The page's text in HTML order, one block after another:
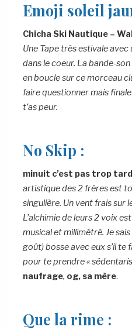
Emoji soleil
Chicha Ski Nautique –
Une Tape très estivale
dans le coeur. La bande-son
en boucle sur ce morceau
faire questionner mais
t’as peur.
No Skip :
minuit c’est pas trop tard
artistique des 2 frères est
singulière. Un vent frais sur
L’alchimie de leurs 2 voix
musical et millimétré. Je
goût) bosse avec eux s’il
pour te prendre «
naufrage, og, sa mère.
Que la rime :